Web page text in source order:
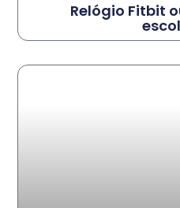
Relógio Fitbit